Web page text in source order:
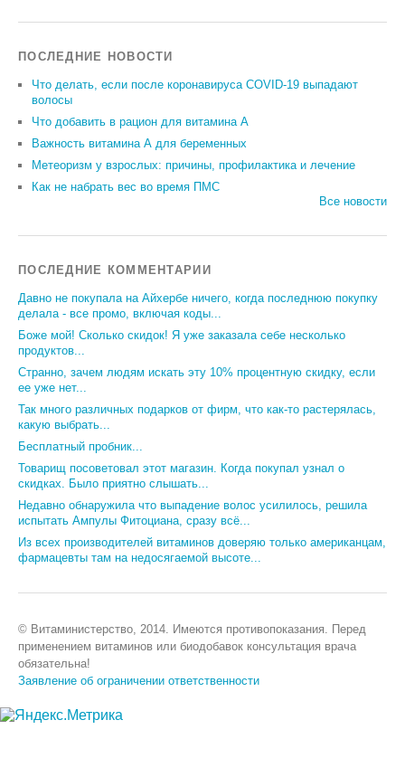
ПОСЛЕДНИЕ НОВОСТИ
Что делать, если после коронавируса COVID-19 выпадают
волосы
Что добавить в рацион для витамина А
Важность витамина А для беременных
Метеоризм у взрослых: причины, профилактика и лечение
Как не набрать вес во время ПМС
Все новости
ПОСЛЕДНИЕ КОММЕНТАРИИ
Давно не покупала на Айхербе ничего, когда последнюю покупку
делала - все промо, включая коды...
Боже мой! Сколько скидок! Я уже заказала себе несколько
продуктов...
Странно, зачем людям искать эту 10% процентную скидку, если
ее уже нет...
Так много различных подарков от фирм, что как-то растерялась,
какую выбрать...
Бесплатный пробник...
Товарищ посоветовал этот магазин. Когда покупал узнал о
скидках. Было приятно слышать...
Недавно обнаружила что выпадение волос усилилось, решила
испытать Ампулы Фитоциана, сразу всё...
Из всех производителей витаминов доверяю только американцам,
фармацевты там на недосягаемой высоте...
© Витаминистерство, 2014. Имеются противопоказания. Перед
применением витаминов или биодобавок консультация врача
обязательна!
Заявление об ограничении ответственности